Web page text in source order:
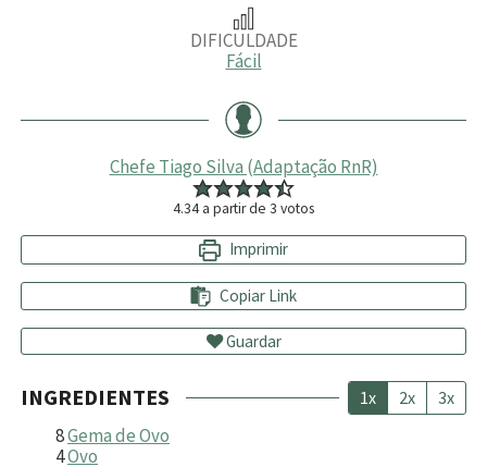
DIFICULDADE
Fácil
Chefe Tiago Silva (Adaptação RnR)
4.34a partir de 3 votos
Imprimir
Copiar Link
Guardar
INGREDIENTES 1x 2x 3x
8Gema de Ovo
4Ovo